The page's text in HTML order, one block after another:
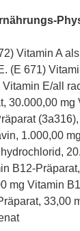
Vitamin A
(E 671)
E/all
30.000,00 mg
1.000,00
B12-
mg Vitamin
33,00